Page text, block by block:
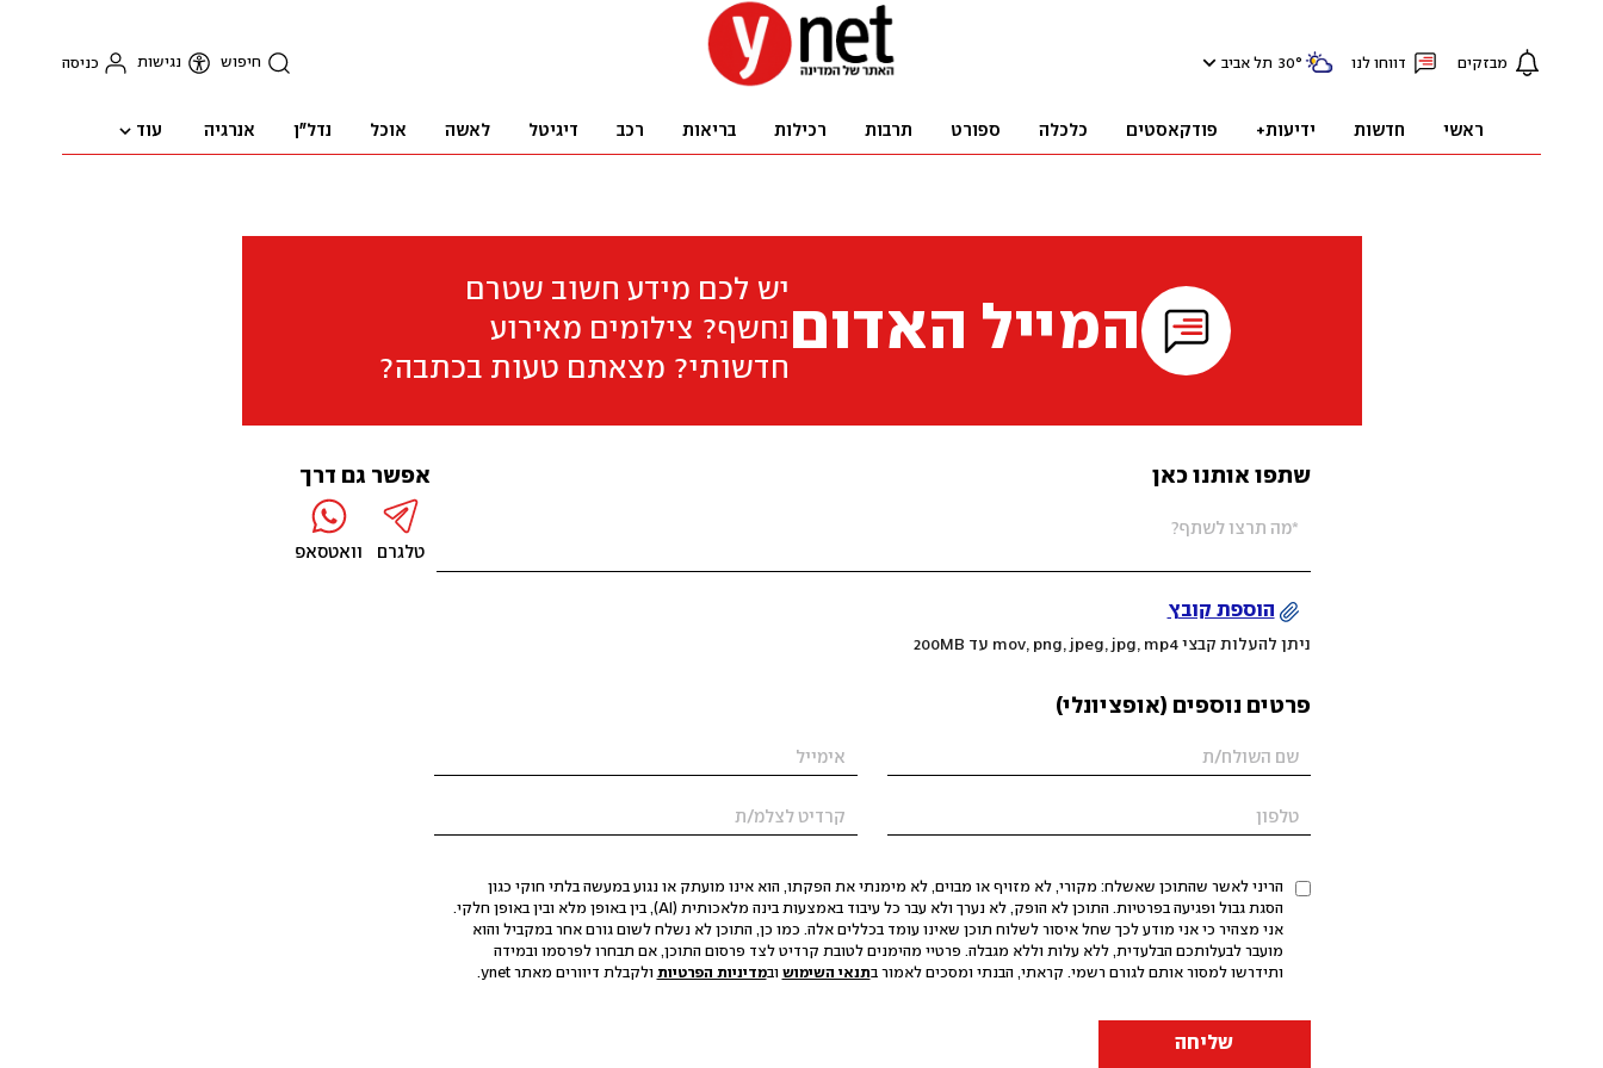
מבזקים דווחו לנו 30° תל אביב חיפוש נגישות כניסה
ראשי חדשות ידיעות+ פודקאסטים כלכלה ספורט תרבות רכילות בריאות רכב דיגיטל לאשה אוכל נדל"ן אנרגיה עוד
המייל האדום
יש לכם מידע חשוב שטרם
נחשף? צילומים מאירוע
חדשותי? מצאתם טעות בכתבה?
שתפו אותנו כאן
הוספת קובץ
ניתן להעלות קבצי mov, png, jpeg, jpg, mp4 עד 200MB
פרטים נוספים (אופציונלי)
הריני לאשר שהתוכן שאשלח: מקורי, לא מזויף או מבוים, לא מימנתי את הפקתו, הוא אינו מועתק או נגוע במעשה בלתי חוקי כגון
הסגת גבול ופגיעה בפרטיות. התוכן לא הופק, לא נערך ולא עבר כל עיבוד באמצעות בינה מלאכותית (AI), בין באופן מלא ובין באופן חלקי.
אני מצהיר כי אני מודע לכך שחל איסור לשלוח תוכן שאינו עומד בכללים אלה. כמו כן, התוכן לא נשלח לשום גורם אחר במקביל והוא
מועבר לבעלותכם הבלעדית, ללא עלות וללא מגבלה. פרטיי מהימנים לטובת קרדיט לצד פרסום התוכן, אם תבחרו לפרסמו ובמידה
ותידרשו למסור אותם לגורם רשמי. קראתי, הבנתי ומסכים לאמור בתנאי השימוש ובמדיניות הפרטיות ולקבלת דיוורים מאתר ynet.
שליחה
אפשר גם דרך
טלגרם וואטסאפ